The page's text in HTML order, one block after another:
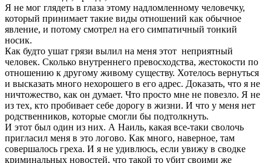
Я не мог глядеть в глаза этому надломленному человечку,
который принимает такие виды отношений как обычное
явление, и потому смотрел на его симпатичный тонкий
носик.
Как будто ушат грязи вылил на меня этот неприятный
человек. Сколько внутреннего превосходства, жестокости по
отношению к другому живому существу. Хотелось вернуться
и высказать много нехорошего в его адрес. Доказать, что я не
ничтожество, как он думает. Что просто мне не повезло. Я не
из тех, кто пробивает себе дорогу в жизни. И что у меня нет
родственников, которые смогли бы подтолкнуть.
И этот был один из них. А Наиль, какая все-таки сволочь
пригласил меня в это логово. Как много, наверное, там
совершалось греха. И я не удивлюсь, если увижу в сводке
криминальных новостей, что такой то убит своими же